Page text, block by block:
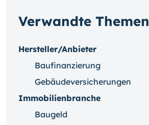
Verwandte Themen
Hersteller/Anbieter
Baufinanzierung
Gebäudeversicherungen
Immobilienbranche
Baugeld